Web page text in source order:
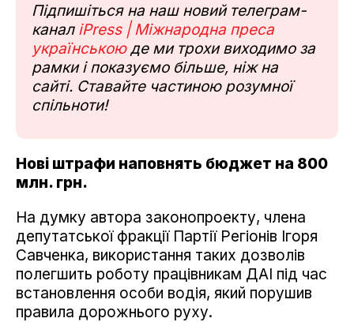
Підпишіться на наш новий телеграм-
канал iPress | Міжнародна преса
українськоюде ми трохи виходимо за
рамки і показуємо більше, ніж на
сайті. Ставайте частиною розумної
спільноти!
Нові штрафи наповнять бюджет на 800
млн. грн.
На думку автора законопроекту, члена
депутатської фракції Партії Регіонів Ігоря
Савченка, використання таких дозволів
полегшить роботу працівникам ДАІ під час
встановлення особи водія, який порушив
правила дорожнього руху.